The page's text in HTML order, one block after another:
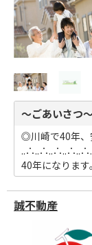
～ごあいさつ～
◎川崎で40年、
40年になります
誠不動産